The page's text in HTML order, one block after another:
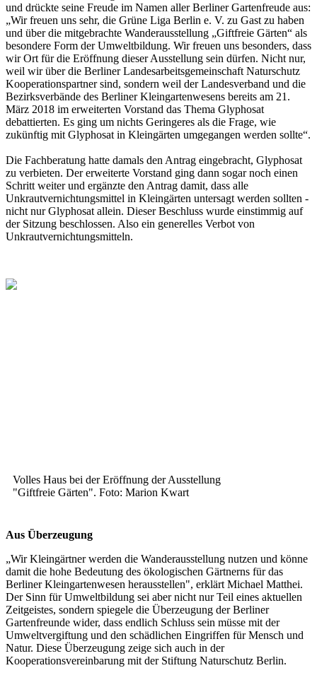
und drückte seine Freude im Namen aller Berliner Gartenfreude aus:
„Wir freuen uns sehr, die Grüne Liga Berlin e. V. zu Gast zu haben
und über die mitgebrachte Wanderausstellung „Giftfreie Gärten“ als
besondere Form der Umweltbildung. Wir freuen uns besonders, dass
wir Ort für die Eröffnung dieser Ausstellung sein dürfen. Nicht nur,
weil wir über die Berliner Landesarbeitsgemeinschaft Naturschutz
Kooperationspartner sind, sondern weil der Landesverband und die
Bezirksverbände des Berliner Kleingartenwesens bereits am 21.
März 2018 im erweiterten Vorstand das Thema Glyphosat
debattierten. Es ging um nichts Geringeres als die Frage, wie
zukünftig mit Glyphosat in Kleingärten umgegangen werden sollte“.
Die Fachberatung hatte damals den Antrag eingebracht, Glyphosat
zu verbieten. Der erweiterte Vorstand ging dann sogar noch einen
Schritt weiter und ergänzte den Antrag damit, dass alle
Unkrautvernichtungsmittel in Kleingärten untersagt werden sollten -
nicht nur Glyphosat allein. Dieser Beschluss wurde einstimmig auf
der Sitzung beschlossen. Also ein generelles Verbot von
Unkrautvernichtungsmitteln.
Volles Haus bei der Eröffnung der Ausstellung
"Giftfreie Gärten". Foto: Marion Kwart
Aus Überzeugung
„Wir Kleingärtner werden die Wanderausstellung nutzen und könne
damit die hohe Bedeutung des ökologischen Gärtnerns für das
Berliner Kleingartenwesen herausstellen", erklärt Michael Matthei.
Der Sinn für Umweltbildung sei aber nicht nur Teil eines aktuellen
Zeitgeistes, sondern spiegele die Überzeugung der Berliner
Gartenfreunde wider, dass endlich Schluss sein müsse mit der
Umweltvergiftung und den schädlichen Eingriffen für Mensch und
Natur. Diese Überzeugung zeige sich auch in der
Kooperationsvereinbarung mit der Stiftung Naturschutz Berlin.